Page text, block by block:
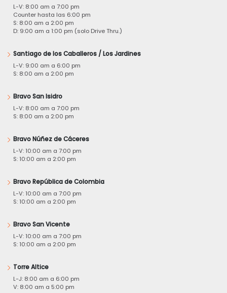
L-V: 8:00 am a 7:00 pm
Counter hasta las 6:00 pm
S: 8:00 am a 2:00 pm
D: 9:00 am a 1:00 pm (solo Drive Thru.)
Santiago de los Caballeros / Los Jardines
L-V: 9:00 am a 6:00 pm
S: 8:00 am a 2:00 pm
Bravo San Isidro
L-V: 8:00 am a 7:00 pm
S: 8:00 am a 2:00 pm
Bravo Núñez de Cáceres
L-V: 10:00 am a 7:00 pm
S: 10:00 am a 2:00 pm
Bravo República de Colombia
L-V: 10:00 am a 7:00 pm
S: 10:00 am a 2:00 pm
Bravo San Vicente
L-V: 10:00 am a 7:00 pm
S: 10:00 am a 2:00 pm
Torre Altice
L-J: 8:00 am a 6:00 pm
V: 8:00 am a 5:00 pm